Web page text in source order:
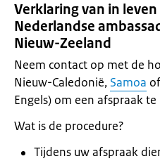
Verklaring van in
Nederlandse
Nieuw-Zeeland
Neem contact op met de
Nieuw-Caledonië, Samoa of
Engels) om een afspraak
Wat is de procedure?
Tijdens uw afspraak